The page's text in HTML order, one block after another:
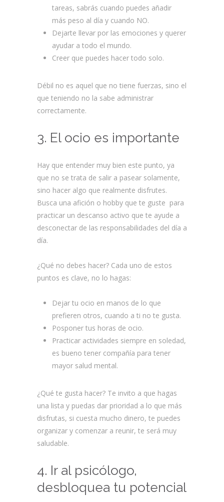
tareas, sabrás cuando puedes añadir
más peso al día y cuando NO.
Dejarte llevar por las emociones y querer
ayudar a todo el mundo.
Creer que puedes hacer todo solo.
Débil no es aquel que no tiene fuerzas, sino el
que teniendo no la sabe administrar
correctamente.
3. El ocio es importante
Hay que entender muy bien este punto, ya
que no se trata de salir a pasear solamente,
sino hacer algo que realmente disfrutes.
Busca una afición o hobby que te guste para
practicar un descanso activo que te ayude a
desconectar de las responsabilidades del día a
día.
¿Qué no debes hacer? Cada uno de estos
puntos es clave, no lo hagas:
Dejar tu ocio en manos de lo que
prefieren otros, cuando a ti no te gusta.
Posponer tus horas de ocio.
Practicar actividades siempre en soledad,
es bueno tener compañía para tener
mayor salud mental.
¿Qué te gusta hacer? Te invito a que hagas
una lista y puedas dar prioridad a lo que más
disfrutas, si cuesta mucho dinero, te puedes
organizar y comenzar a reunir, te será muy
saludable.
4. Ir al psicólogo,
desbloquea tu potencial